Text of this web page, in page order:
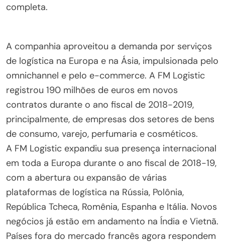
completa.
A companhia aproveitou a demanda por serviços
de logística na Europa e na Ásia, impulsionada pelo
omnichannel e pelo e-commerce. A FM Logistic
registrou 190 milhões de euros em novos
contratos durante o ano fiscal de 2018-2019,
principalmente, de empresas dos setores de bens
de consumo, varejo, perfumaria e cosméticos.
A FM Logistic expandiu sua presença internacional
em toda a Europa durante o ano fiscal de 2018-19,
com a abertura ou expansão de várias
plataformas de logística na Rússia, Polônia,
República Tcheca, Romênia, Espanha e Itália. Novos
negócios já estão em andamento na Índia e Vietnã.
Países fora do mercado francês agora respondem